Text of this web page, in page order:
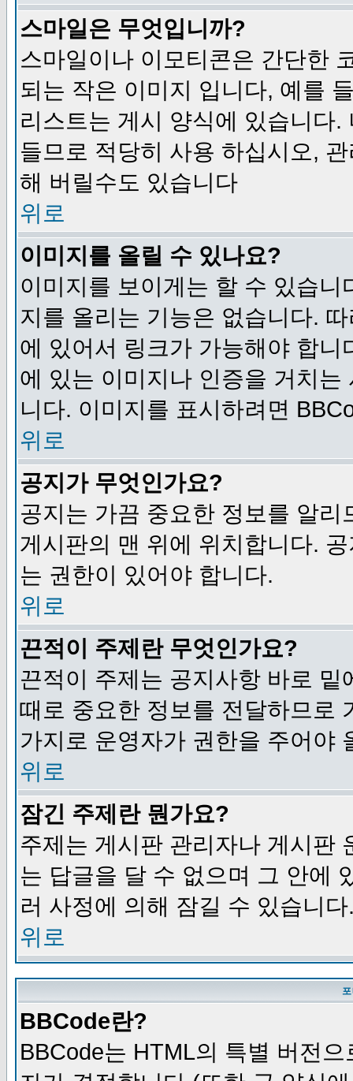
스마일은 무엇입니까?
스마일이나 이모티콘은 간단한
되는 작은 이미지 입니다, 예를
리스트는 게시 양식에 있습니다
들므로 적당히 사용 하십시오,
해 버릴수도 있습니다
위로
이미지를 올릴 수 있나요?
이미지를 보이게는 할 수 있습
지를 올리는 기능은 없습니다.
에 있어서 링크가 가능해야 합
에 있는 이미지나 인증을 거치
니다. 이미지를 표시하려면
위로
공지가 무엇인가요?
공지는 가끔 중요한 정보를 알
게시판의 맨 위에 위치합니다.
는 권한이 있어야 합니다.
위로
끈적이 주제란 무엇인가요?
끈적이 주제는 공지사항 바로
때로 중요한 정보를 전달하므로
가지로 운영자가 권한을 주어야
위로
잠긴 주제란 뭔가요?
주제는 게시판 관리자나 게시판
는 답글을 달 수 없으며 그 안에
러 사정에 의해 잠길 수 있습니다
위로
BBCode란?
BBCode는 HTML의 특별 버전